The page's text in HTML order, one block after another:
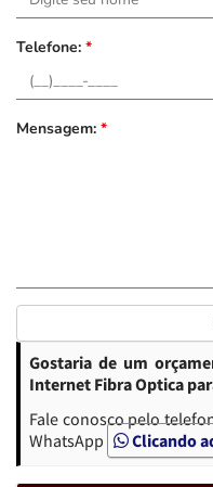
Telefone: *
Mensagem: *
Gostaria de um
Internet Fibra Optica
Fale conosco pelo
WhatsApp
Clicando